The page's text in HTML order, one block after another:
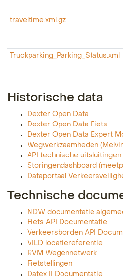
traveltime.xml.gz
Truckparking_Parking_Status.xml
Historische data
Dexter Open Data
Dexter Open Data Fiets
Dexter Open Data Expert
Wegwerkzaamheden
API technische uitsluitingen
Storingendashboard
Dataportaal
Technische
NDW documentatie
Fiets API Documentatie
Verkeersborden API
VILD locatiereferentie
RVM Wegennetwerk
Fietstellingen
Datex II Documentatie